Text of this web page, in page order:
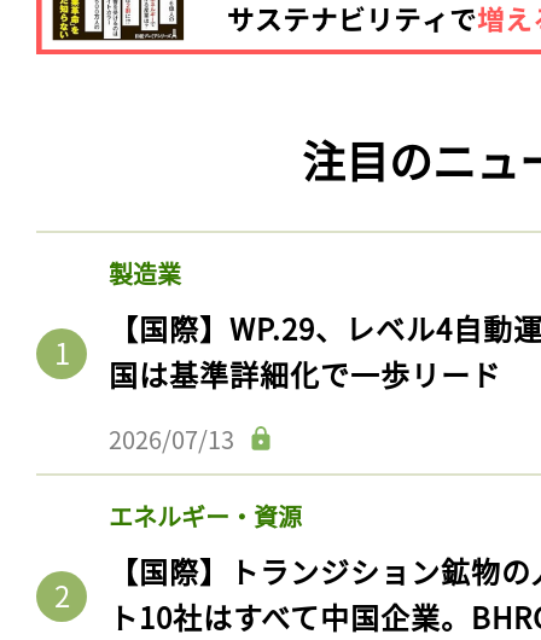
注目のニュ
製造業
【国際】WP.29、レベル4自動
国は基準詳細化で一歩リード
2026/07/13
エネルギー・資源
【国際】トランジション鉱物
ト10社はすべて中国企業。